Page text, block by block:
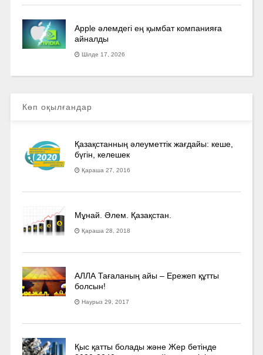
Apple әлемдегі ең қымбат компанияға
айналды
Шілде 17, 2026
Көп оқылғандар
Қазақстанның әлеуметтік жағдайы: кеше,
бүгін, келешек
Қараша 27, 2016
Мұнай. Әлем. Қазақстан.
Қараша 28, 2018
АЛЛА Тағаланың айы – Ережеп құтты
болсын!
Наурыз 29, 2017
Қыс қатты болады және Жер бетінде